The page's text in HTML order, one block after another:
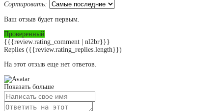
Сортировать:
Ваш отзыв будет первым.
Проверенный
{{{review.rating_comment | nl2br}}}
Replies ({{review.rating_replies.length}})
На этот отзыв еще нет ответов.
Показать больше